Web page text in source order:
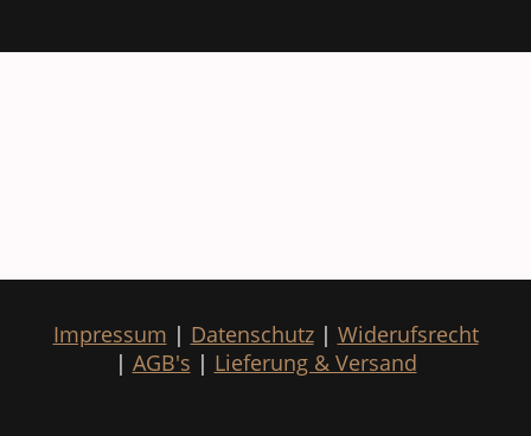
Impressum | Datenschutz| Widerufsrecht
| AGB's | Lieferung & Versand